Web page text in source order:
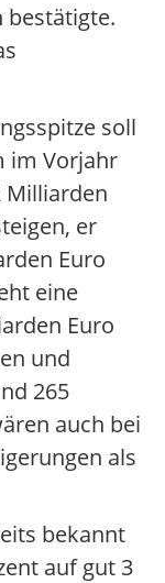
bestätigte.
soll
im Vorjahr
Milliarden
er
Euro
eine
Euro
und
265
auch bei
als
bekannt
auf gut 3